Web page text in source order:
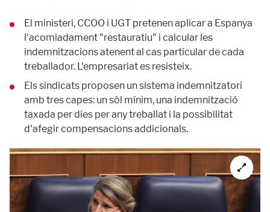
El ministeri, CCOO i UGT pretenen aplicar a Espanya
l'acomiadament "restauratiu" i calcular les
indemnitzacions atenent al cas particular de cada
treballador. L'empresariat es resisteix.
Els sindicats proposen un sistema indemnitzatori
amb tres capes: un sòl mínim, una indemnització
taxada per dies per any treballat i la possibilitat
d'afegir compensacions addicionals.